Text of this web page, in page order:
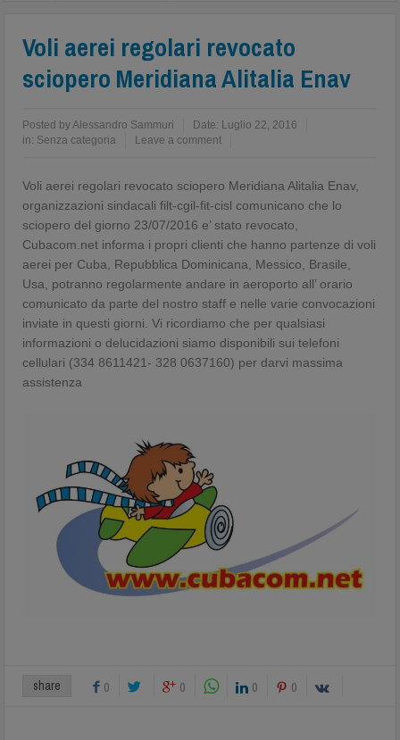
Voli aerei regolari revocato
sciopero Meridiana Alitalia Enav
Posted byAlessandro Sammuri Date: Luglio 22, 2016
in: Senza categoria Leave a comment
Voli aerei regolari revocato sciopero Meridiana Alitalia Enav,
organizzazioni sindacali filt-cgil-fit-cisl comunicano che lo
sciopero del giorno 23/07/2016 e’ stato revocato,
Cubacom.net informa i propri clienti che hanno partenze di voli
aerei per Cuba, Repubblica Dominicana, Messico, Brasile,
Usa, potranno regolarmente andare in aeroporto all’ orario
comunicato da parte del nostro staff e nelle varie convocazioni
inviate in questi giorni. Vi ricordiamo che per qualsiasi
informazioni o delucidazioni siamo disponibili sui telefoni
cellulari (334 8611421- 328 0637160) per darvi massima
assistenza
share 0 0 0 0